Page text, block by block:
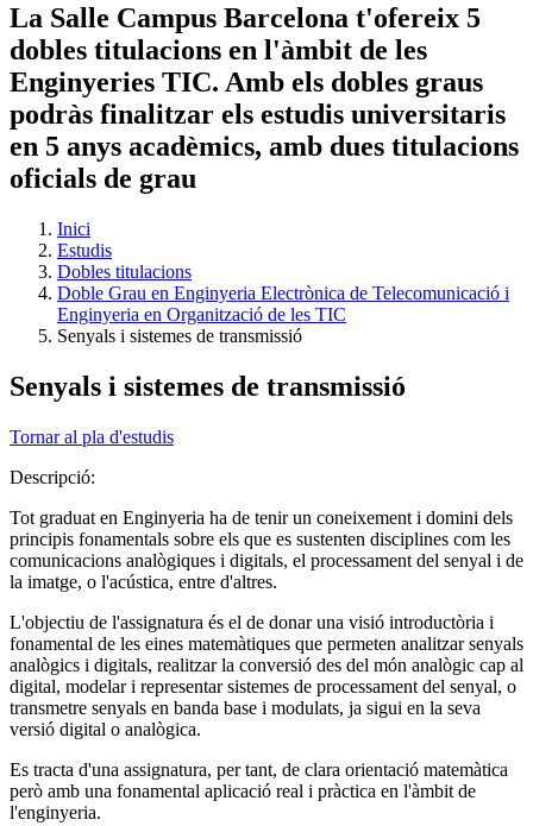
La Salle Campus Barcelona t'ofereix 5
dobles titulacions en l'àmbit de les
Enginyeries TIC. Amb els dobles graus
podràs finalitzar els estudis universitaris
en 5 anys acadèmics, amb dues titulacions
oficials de grau
Inici
Estudis
Dobles titulacions
Doble Grau en Enginyeria Electrònica de Telecomunicació i
Enginyeria en Organització de les TIC
Senyals i sistemes de transmissió
Senyals i sistemes de transmissió
Tornar al pla d'estudis
Descripció:
Tot graduat en Enginyeria ha de tenir un coneixement i domini dels
principis fonamentals sobre els que es sustenten disciplines com les
comunicacions analògiques i digitals, el processament del senyal i de
la imatge, o l'acústica, entre d'altres.
L'objectiu de l'assignatura és el de donar una visió introductòria i
fonamental de les eines matemàtiques que permeten analitzar senyals
analògics i digitals, realitzar la conversió des del món analògic cap al
digital, modelar i representar sistemes de processament del senyal, o
transmetre senyals en banda base i modulats, ja sigui en la seva
versió digital o analògica.
Es tracta d'una assignatura, per tant, de clara orientació matemàtica
però amb una fonamental aplicació real i pràctica en l'àmbit de
l'enginyeria.